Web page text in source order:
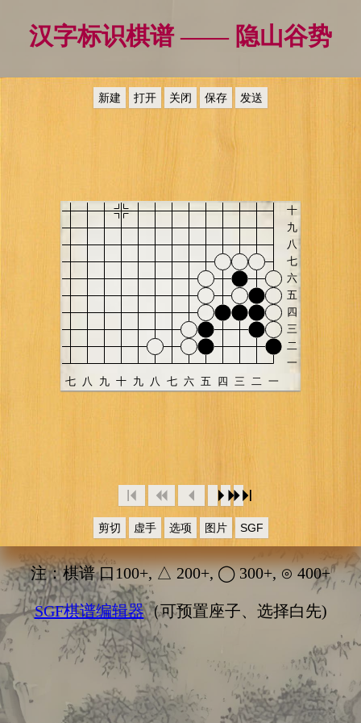
汉字标识棋谱 —— 隐山谷势
新建 打开 关闭 保存 发送
剪切 虚手 选项 图片 SGF
注：棋谱 口100+, △ 200+, ◯ 300+, ⊙ 400+
SGF棋谱编辑器（可预置座子、选择白先)